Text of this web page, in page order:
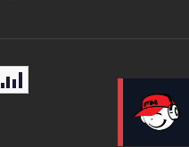
LIVE